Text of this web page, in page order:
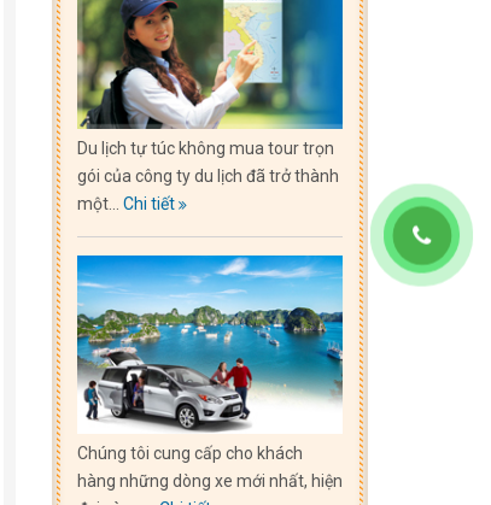
Du lịch tự túc không mua tour trọn
gói của công ty du lịch đã trở thành
một... Chi tiết
Chúng tôi cung cấp cho khách
hàng những dòng xe mới nhất, hiện